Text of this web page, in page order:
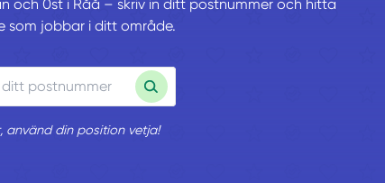
och 0st i Råå – skriv in ditt postnummer och hitta
som jobbar i ditt område.
använd din position vetja!